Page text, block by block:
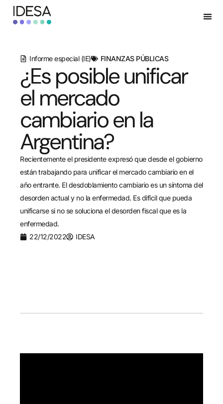
Informe especial (IE) FINANZAS PÚBLICAS
¿Es posible unificar
el mercado
cambiario en la
Argentina?
Recientemente el presidente expresó que desde el gobierno
están trabajando para unificar el mercado cambiario en el
año entrante. El desdoblamiento cambiario es un síntoma del
desorden actual y no la enfermedad. Es difícil que pueda
unificarse si no se soluciona el desorden fiscal que es la
enfermedad.
22/12/2022
IDESA